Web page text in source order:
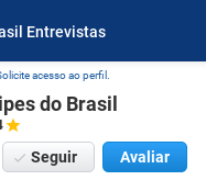
Entrevistas
acesso ao perfil.
do Brasil
Seguir Avaliar